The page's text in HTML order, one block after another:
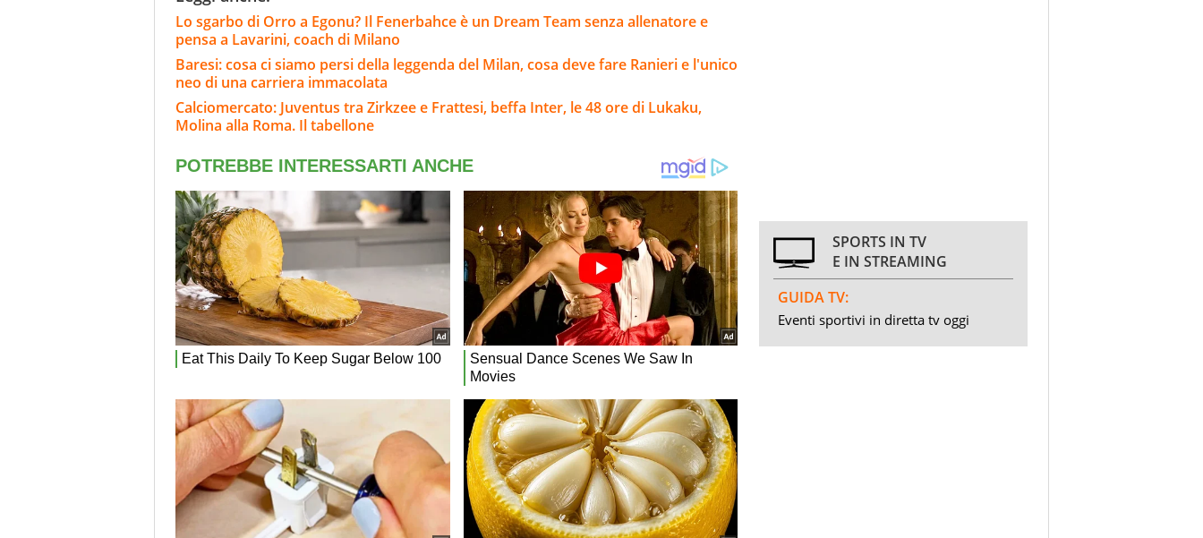
Lo sgarbo di Orro a Egonu? Il Fenerbahce è un Dream Team senza allenatore e
pensa a Lavarini, coach di Milano
Baresi: cosa ci siamo persi della leggenda del Milan, cosa deve fare Ranieri e l'unico
neo di una carriera immacolata
Calciomercato: Juventus tra Zirkzee e Frattesi, beffa Inter, le 48 ore di Lukaku,
Molina alla Roma. Il tabellone
SPORTS IN TV
E IN STREAMING
GUIDA TV:
Eventi sportivi in diretta tv oggi